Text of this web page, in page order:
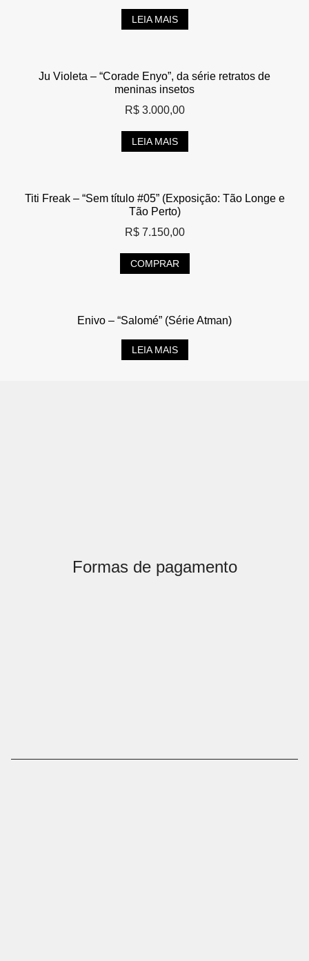
LEIA MAIS
Ju Violeta – “Corade Enyo”, da série retratos de
meninas insetos
R$3.000,00
LEIA MAIS
Titi Freak – “Sem título #05” (Exposição: Tão Longe e
Tão Perto)
R$7.150,00
COMPRAR
Enivo – “Salomé” (Série Atman)
LEIA MAIS
Formas de pagamento